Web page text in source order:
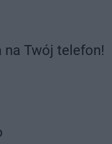
Twój telefon!